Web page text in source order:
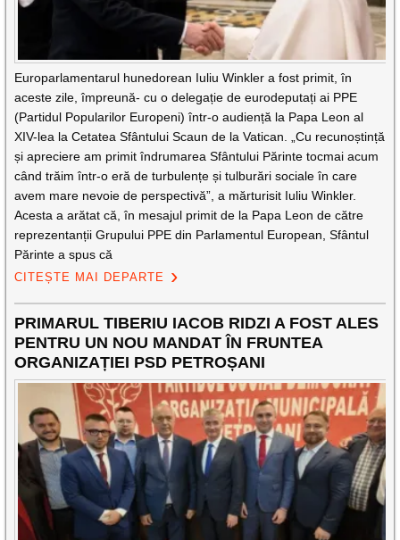
Europarlamentarul hunedorean Iuliu Winkler a fost primit, în
aceste zile, împreună- cu o delegație de eurodeputați ai PPE
(Partidul Popularilor Europeni) într-o audiență la Papa Leon al
XIV-lea la Cetatea Sfântului Scaun de la Vatican. „Cu recunoștință
și apreciere am primit îndrumarea Sfântului Părinte tocmai acum
când trăim într-o eră de turbulențe și tulburări sociale în care
avem mare nevoie de perspectivă”, a mărturisit Iuliu Winkler.
Acesta a arătat că, în mesajul primit de la Papa Leon de către
reprezentanții Grupului PPE din Parlamentul European, Sfântul
Părinte a spus că
CITEȘTE MAI DEPARTE
PRIMARUL TIBERIU IACOB RIDZI A FOST ALES
PENTRU UN NOU MANDAT ÎN FRUNTEA
ORGANIZAȚIEI PSD PETROȘANI